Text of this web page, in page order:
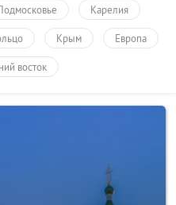
Карелия
Крым Европа
восток